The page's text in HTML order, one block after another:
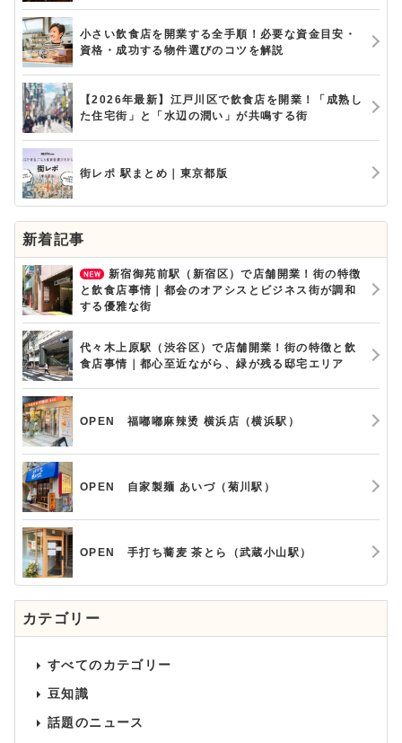
小さい飲食店を開業する全手順！必要な資金目安・
資格・成功する物件選びのコツを解説
【2026年最新】江戸川区で飲食店を開業！「成熟し
た住宅街」と「水辺の潤い」が共鳴する街
街レポ 駅まとめ｜東京都版
新着記事
新宿御苑前駅（新宿区）で店舗開業！街の特徴
と飲食店事情｜都会のオアシスとビジネス街が調和
する優雅な街
代々木上原駅（渋谷区）で店舗開業！街の特徴と飲
食店事情｜都心至近ながら、緑が残る邸宅エリア
OPEN 福嘟嘟麻辣烫 横浜店（横浜駅）
OPEN 自家製麺 あいづ（菊川駅）
OPEN 手打ち蕎麦 茶とら（武蔵小山駅）
カテゴリー
すべてのカテゴリー
豆知識
話題のニュース